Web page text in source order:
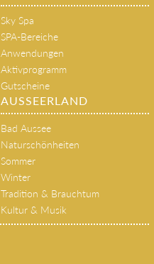
Sky Spa
SPA-Bereiche
Anwendungen
Aktivprogramm
Gutscheine
AUSSEERLAND
Bad Aussee
Naturschönheiten
Sommer
Winter
Tradition & Brauchtum
Kultur & Musik